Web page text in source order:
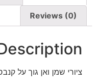
Reviews (0)
ציורי שמן ואן גוך על